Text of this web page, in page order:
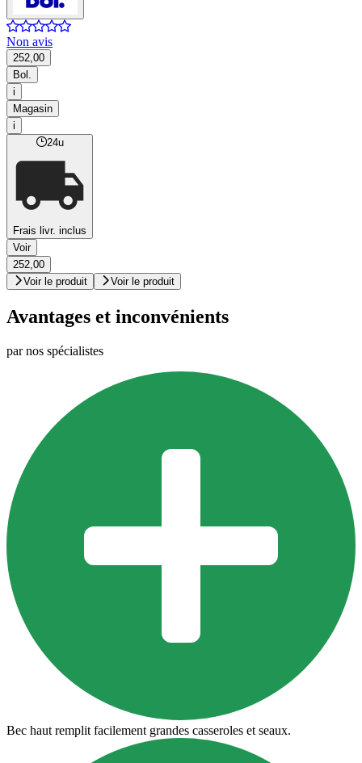
Non avis
252,00
Bol.
i
Magasin
i
24u
Frais livr. inclus
Voir
252,00
Voir le produit
Voir le produit
Avantages et inconvénients
par nos spécialistes
Bec haut remplit facilement grandes casseroles et seaux.